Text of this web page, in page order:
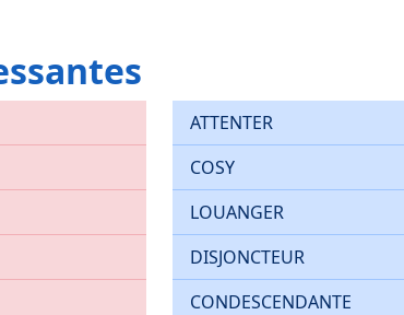
ATTENTER
COSY
LOUANGER
DISJONCTEUR
CONDESCENDANTE